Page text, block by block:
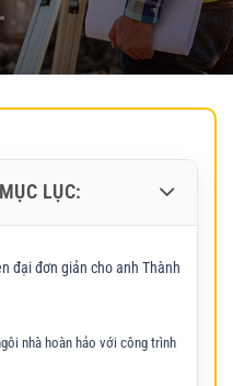
LỤC:
đại đơn giản cho anh Thành
nhà hoàn hảo với công trình